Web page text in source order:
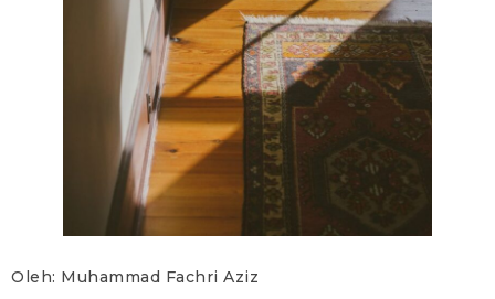
Oleh: Muhammad Fachri Aziz